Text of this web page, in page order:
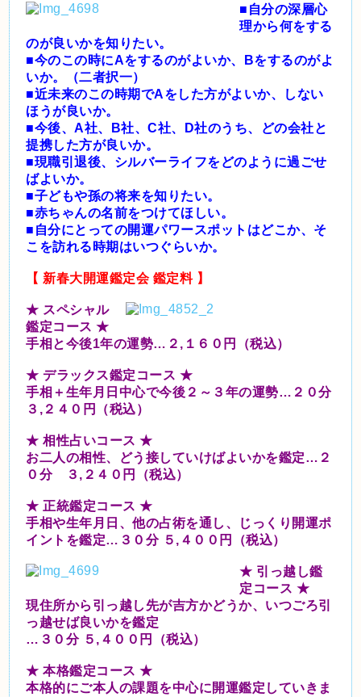
■自分の深層心
理から何をする
のが良いかを知りたい。
■今のこの時にAをするのがよいか、Bをするのがよ
いか。（二者択一）
■近未来のこの時期でAをした方がよいか、しない
ほうが良いか。
■今後、A社、B社、C社、D社のうち、どの会社と
提携した方が良いか。
■現職引退後、シルバーライフをどのように過ごせ
ばよいか。
■子どもや孫の将来を知りたい。
■赤ちゃんの名前をつけてほしい。
■自分にとっての開運パワースポットはどこか、そ
こを訪れる時期はいつぐらいか。
【 新春大開運鑑定会 鑑定料 】
★ スペシャル
鑑定コース ★
手相と今後1年の運勢…２,１６０円（税込）
★ デラックス鑑定コース ★
手相＋生年月日中心で今後２～３年の運勢…２０分
３,２４０円（税込）
★ 相性占いコース ★
お二人の相性、どう接していけばよいかを鑑定…２
０分 ３,２４０円（税込）
★ 正統鑑定コース ★
手相や生年月日、他の占術を通し、じっくり開運ポ
イントを鑑定…３０分 ５,４００円（税込）
★ 引っ越し鑑
定コース ★
現住所から引っ越し先が吉方かどうか、いつごろ引
っ越せば良いかを鑑定
…３０分 ５,４００円（税込）
★ 本格鑑定コース ★
本格的にご本人の課題を中心に開運鑑定していきま